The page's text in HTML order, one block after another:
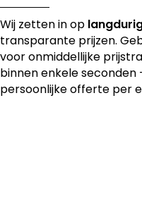
Wij zetten in op
transparante prijzen.
voor onmiddellijke
binnen enkele seconden
persoonlijke offerte per